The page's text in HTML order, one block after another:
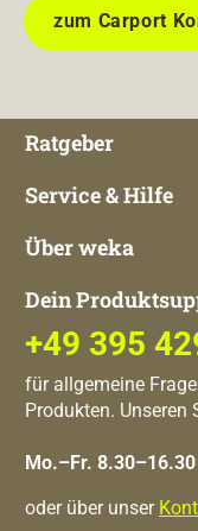
zum Carport
Ratgeber
Service & Hilfe
Über weka
Dein
+49 395
für allgemeine
Produkten. Unseren
Mo.–Fr.
oder über unser